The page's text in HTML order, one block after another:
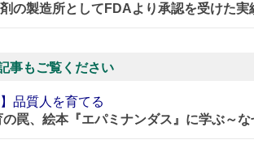
の製造所としてFDAより承認を受けた
事もご覧ください
】品質人を育てる
の罠、絵本『エパミナンダス』に学ぶ～